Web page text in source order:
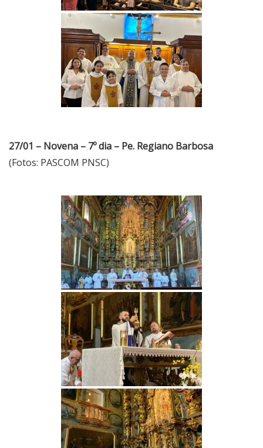
27/01 – Novena – 7º dia – Pe. Regiano Barbosa
(Fotos: PASCOM PNSC)